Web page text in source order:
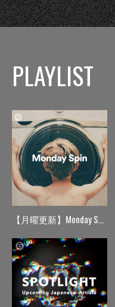
PLAYLIST
【月曜更新】Monday Spin